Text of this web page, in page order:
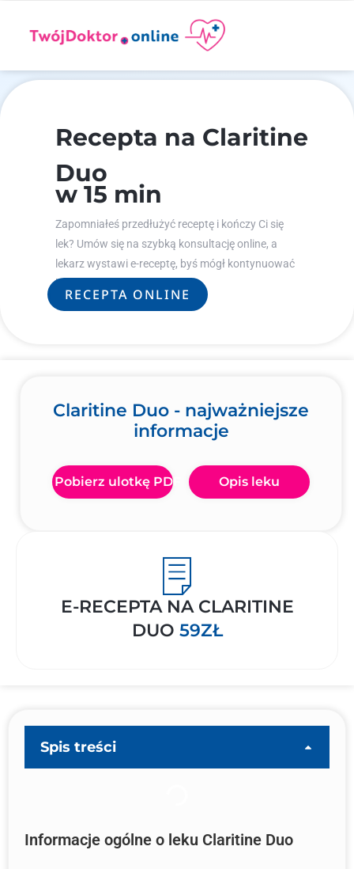
Recepta na Claritine
Duo
w 15 min
Zapomniałeś przedłużyć receptę i kończy Ci się
lek? Umów się na szybką konsultację online, a
lekarz wystawi e-receptę, byś mógł kontynuować
leczenie.
RECEPTA ONLINE
Claritine Duo - najważniejsze
informacje
Pobierz ulotkę PDF Opis leku
E-RECEPTA NA CLARITINE
DUO 59ZŁ
Spis treści
Informacje ogólne o leku Claritine Duo